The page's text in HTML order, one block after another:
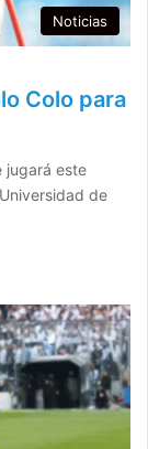
Noticias
Colo para
jugará este
de